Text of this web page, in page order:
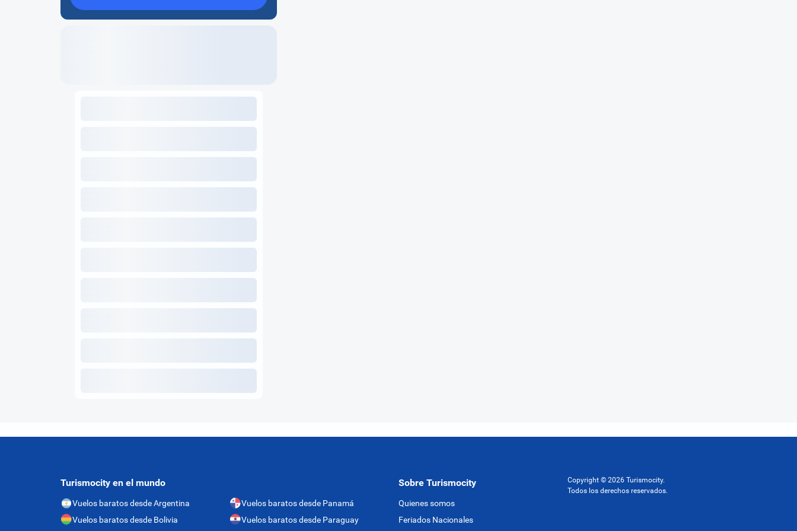
Turismocity en el mundo
Vuelos baratos desde Argentina
Vuelos baratos desde Bolivia
Vuelos baratos desde Panamá
Vuelos baratos desde Paraguay
Sobre Turismocity
Quienes somos
Feriados Nacionales
Copyright © 2026 Turismocity.
Todos los derechos reservados.